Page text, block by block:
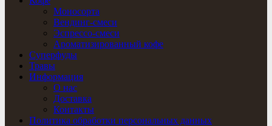
Моносорта
Вендинг-смеси
Эспрессо-смеси
Ароматизированный кофе
Суперфуды
Травы
Информация
О нас
Доставка
Контакты
Политика обработки персональных данных